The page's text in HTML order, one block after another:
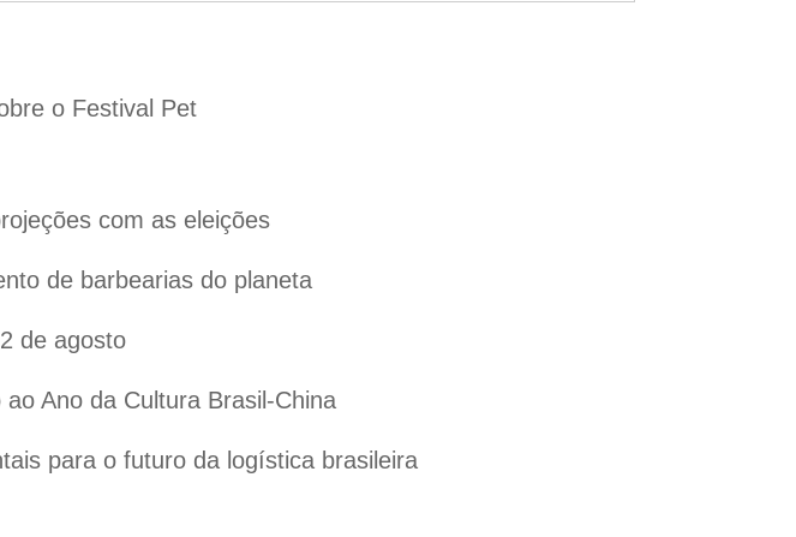
o Festival Pet
com as eleições
de barbearias do planeta
de agosto
Ano da Cultura Brasil-China
para o futuro da logística brasileira